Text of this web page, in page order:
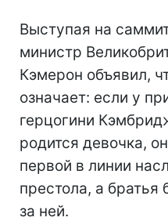
Выступая на
министр
Кэмерон объявил,
означает: если у
герцогини
родится девочка,
первой в линии
престола, а братья
за ней.